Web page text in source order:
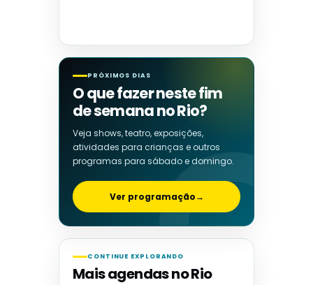
PRÓXIMOS DIAS
O que fazer neste fim
de semana no Rio?
Veja shows, teatro, exposições,
atividades para crianças e outros
programas para sábado e domingo.
Ver programação→
CONTINUE EXPLORANDO
Mais agendas no Rio